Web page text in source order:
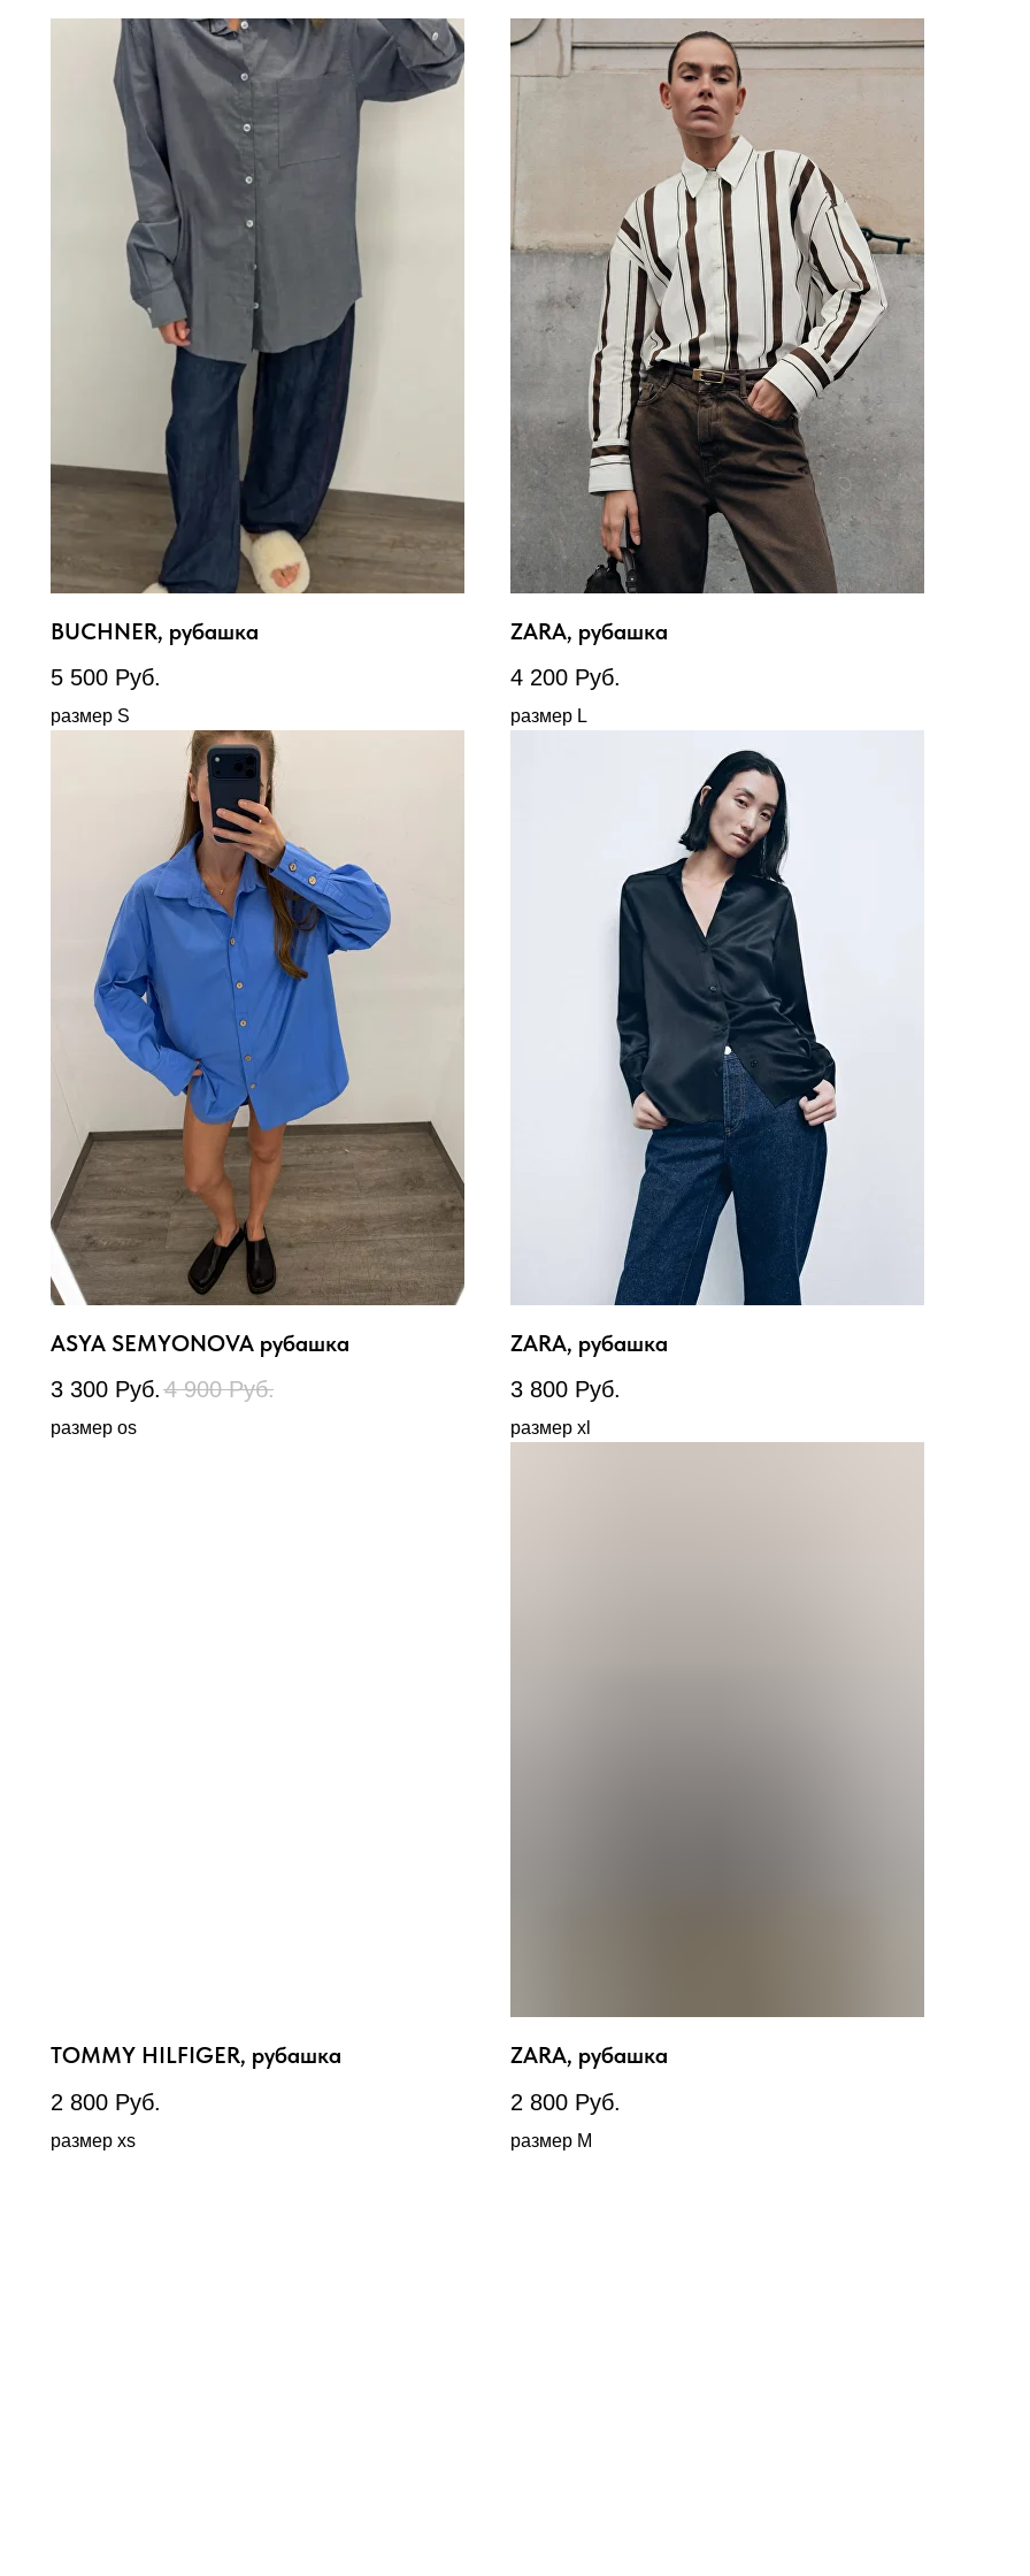
BUCHNER, рубашка
5 500 Руб.
размер S
ZARA, рубашка
4 200 Руб.
размер L
ASYA SEMYONOVA рубашка
3 300 Руб. 4 900 Руб.
размер os
ZARA, рубашка
3 800 Руб.
размер xl
TOMMY HILFIGER, рубашка
2 800 Руб.
размер xs
ZARA, рубашка
2 800 Руб.
размер М